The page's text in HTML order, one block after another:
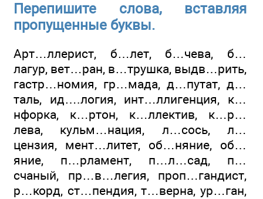
Перепишите слова, вставляя
пропущенные буквы.
Арт…ллерист, б…лет, б…чева, б…
лагур, вет…ран, в…трушка, выдв…рить,
гастр…номия, гр…мада, д…путат, д…
таль, ид….логия, инт…ллигенция, к…
нфорка, к…ртон, к…ллектив, к…р…
лева, кульм…нация, л…сось, л…
цензия, мент…литет, об…няние, об…
яние, п…рламент, п…л…сад, п…
счаный, пр…в…легия, проп…гандист,
р…корд, ст…пендия, т…верна, ур…ган,